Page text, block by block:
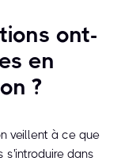
ont-
en
?
veillent à ce que
dans